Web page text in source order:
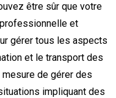
être sûr que votre
et
gérer tous les aspects
et le transport des
de gérer des
impliquant des